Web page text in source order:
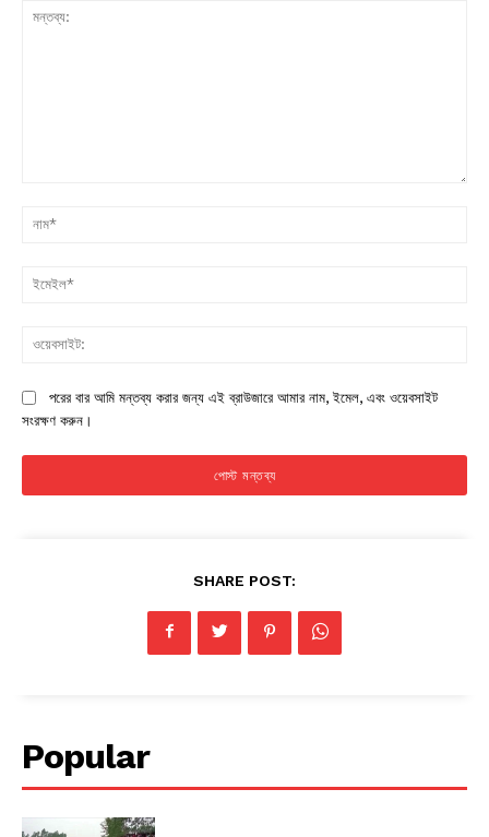
পরের বার আমি মন্তব্য করার জন্য এই ব্রাউজারে আমার নাম, ইমেল, এবং ওয়েবসাইট
সংরক্ষণ করুন।
SHARE POST:
Popular